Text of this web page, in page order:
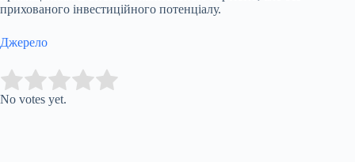
прихованого інвестиційного потенціалу.
Джерело
Rate this item:
No votes yet.